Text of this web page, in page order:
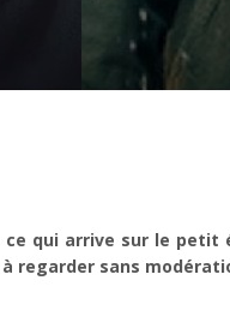
ce qui arrive sur le petit
regarder sans